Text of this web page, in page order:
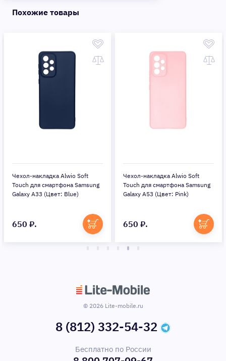
Похожие товары
Чехол-накладка Alwio Soft
Touch для смартфона Samsung
Galaxy A33 (Цвет: Blue)
650 ₽.
Чехол-накладка Alwio Soft
Touch для смартфона Samsung
Galaxy A53 (Цвет: Pink)
650 ₽.
© 2026 Lite-mobile.ru
8 (812) 332-54-32
Бесплатно по России